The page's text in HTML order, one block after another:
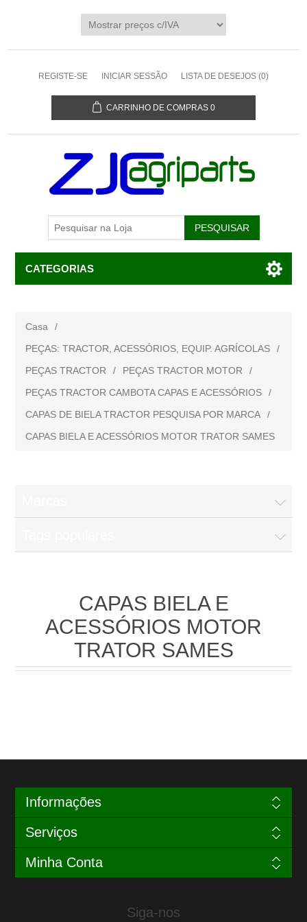
REGISTE-SE INICIAR SESSÃO LISTA DE DESEJOS (0)
CARRINHO DE COMPRAS 0
CATEGORIAS
Casa
/
PEÇAS: TRACTOR, ACESSÓRIOS, EQUIP. AGRÍCOLAS
/
PEÇAS TRACTOR
/ PEÇAS TRACTOR MOTOR
/
PEÇAS TRACTOR CAMBOTA CAPAS E ACESSÓRIOS
/
CAPAS DE BIELA TRACTOR PESQUISA POR MARCA
/
CAPAS BIELA E ACESSÓRIOS MOTOR TRATOR SAMES
CAPAS BIELA E
ACESSÓRIOS MOTOR
TRATOR SAMES
Informações
Serviços
Minha Conta
Siga-nos